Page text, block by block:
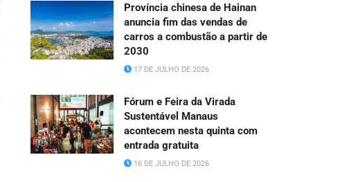
Província chinesa de Hainan
anuncia fim das vendas de
carros a combustão a partir de
2030
17 DE JULHO DE 2026
Fórum e Feira da Virada
Sustentável Manaus
acontecem nesta quinta com
entrada gratuita
16 DE JULHO DE 2026